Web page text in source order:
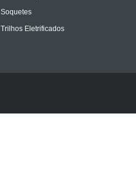
Soquetes
Trilhos Eletrificados